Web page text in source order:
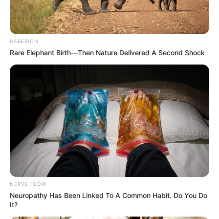
Події
Політика
Спорт
[wp-rss-aggregator id="2"]
Ви пропустили
HABERION
Rare Elephant Birth—Then Nature Delivered A Second Shock
NERVE FLOW
Neuropathy Has Been Linked To A Common Habit. Do You Do
It?